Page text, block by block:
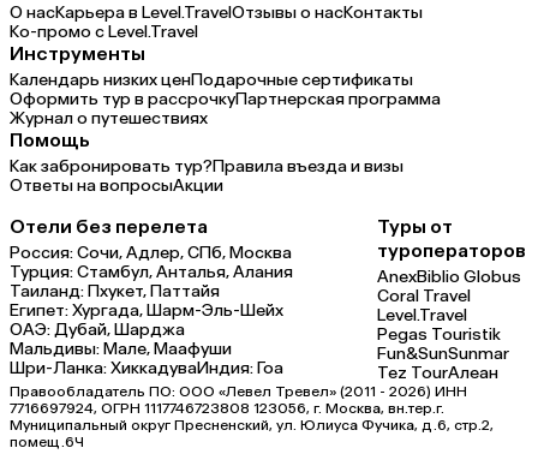
О насКарьера в Level.TravelОтзывы о насКонтакты
Ко-промо с Level.Travel
Инструменты
Календарь низких ценПодарочные сертификаты
Оформить тур в рассрочкуПартнерская программа
Журнал о путешествиях
Помощь
Как забронировать тур?Правила въезда и визы
Ответы на вопросыАкции
Отели без перелета
Россия:Сочи,Адлер,СПб,Москва
Турция:Стамбул,Анталья,Алания
Таиланд:Пхукет,Паттайя
Египет:Хургада,Шарм-Эль-Шейх
ОАЭ:Дубай,Шарджа
Мальдивы:Мале,Маафуши
Шри-Ланка:ХиккадуваИндия:Гоа
Туры от
туроператоров
AnexBiblio Globus
Coral Travel
Level.Travel
Pegas Touristik
Fun&SunSunmar
Tez TourАлеан
Правообладатель ПО: ООО «Левел Тревел» (2011 - 2026) ИНН
7716697924, ОГРН 1117746723808 123056, г. Москва, вн.тер.г.
Муниципальный округ Пресненский, ул. Юлиуса Фучика, д.6, стр.2,
помещ.6Ч